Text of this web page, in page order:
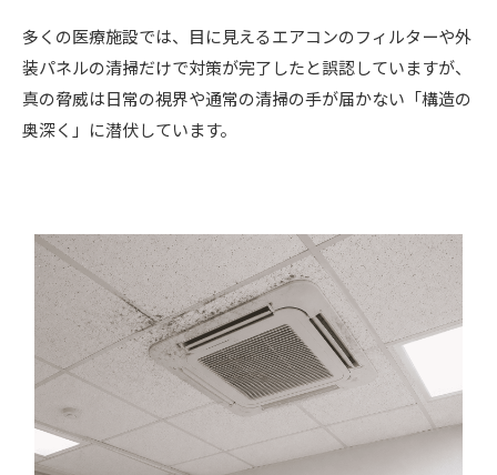
多くの医療施設では、目に見えるエアコンのフィルターや外
装パネルの清掃だけで対策が完了したと誤認していますが、
真の脅威は日常の視界や通常の清掃の手が届かない「構造の
奥深く」に潜伏しています。